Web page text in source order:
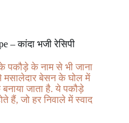
– कांदा भजी रेसिपी
पकौड़े के नाम से भी जाना
मसालेदार बेसन के घोल में
जाता है. ये पकौड़े
हैं, जो हर निवाले में स्वाद